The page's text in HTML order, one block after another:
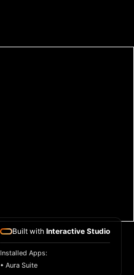
Built with Interactive Studio
Installed Apps:
• Aura Suite